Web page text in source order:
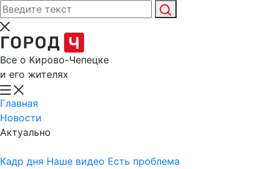
Все о Кирово-Чепецке
и его жителях
Главная
Новости
Актуально
Кадр дня Наше видео Есть проблема